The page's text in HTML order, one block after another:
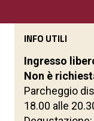
INFO UTILI
Ingresso
Non è
Parcheggio
18.00 alle